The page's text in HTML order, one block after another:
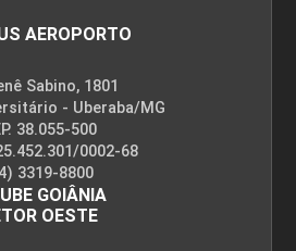
AEROPORTO
Sabino, 1801
- Uberaba/MG
38.055-500
0002-68
3319-8800
GOIÂNIA
OESTE